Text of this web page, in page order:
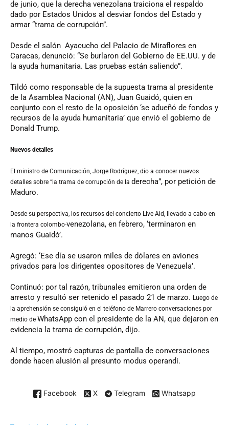
de junio, que la derecha venezolana traiciona el respaldo
dado por Estados Unidos al desviar fondos del Estado y
armar “trama de corrupción”.
Desde el salón Ayacucho del Palacio de Miraflores en
Caracas, denunció: “Se burlaron del Gobierno de EE.UU. y de
la ayuda humanitaria. Las pruebas están saliendo”.
Tildó como responsable de la supuesta trama al presidente
de la Asamblea Nacional (AN), Juan Guaidó, quien en
conjunto con el resto de la oposición ‘se adueñó de fondos y
recursos de la ayuda humanitaria’ que envió el gobierno de
Donald Trump.
Nuevos detalles
El ministro de Comunicación, Jorge Rodríguez, dio a conocer nuevos
detalles sobre “la trama de corrupción de la derecha”, por petición de
Maduro.
Desde su perspectiva, los recursos del concierto Live Aid, llevado a cabo en
la frontera colombo-venezolana, en febrero, ‘terminaron en
manos Guaidó’.
Agregó: ‘Ese día se usaron miles de dólares en aviones
privados para los dirigentes opositores de Venezuela’.
Continuó: por tal razón, tribunales emitieron una orden de
arresto y resultó ser retenido el pasado 21 de marzo. Luego de
la aprehensión se consiguió en el teléfono de Marrero conversaciones por
medio de WhatsApp con el presidente de la AN, que dejaron en
evidencia la trama de corrupción, dijo.
Al tiempo, mostró capturas de pantalla de conversaciones
donde hacen alusión al presunto modus operandi.
Facebook X Telegram Whatsapp